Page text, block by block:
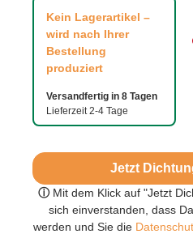
Jetzt
ⓘ Mit dem Klick auf "Jetzt
sich einverstanden, dass
werden und Sie die
Kein Lagerartikel –
wird nach Ihrer
Bestellung
produziert
Versandfertig in 8 Tagen
Lieferzeit 2-4 Tage